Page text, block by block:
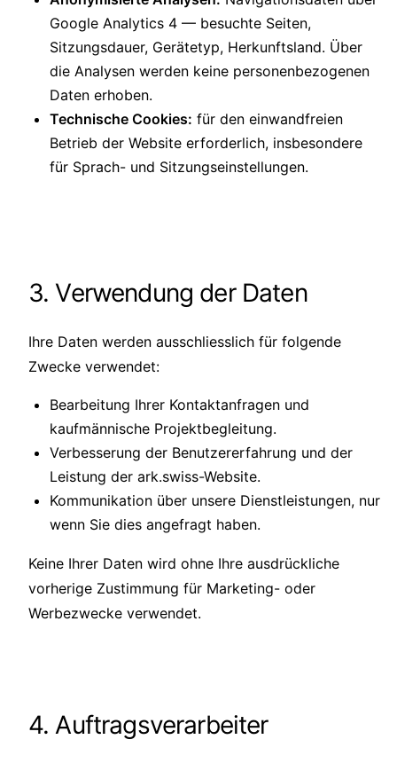
Google Analytics 4 — besuchte Seiten,
Sitzungsdauer, Gerätetyp, Herkunftsland. Über
die Analysen werden keine personenbezogenen
Daten erhoben.
Technische Cookies: für den einwandfreien
Betrieb der Website erforderlich, insbesondere
für Sprach- und Sitzungseinstellungen.
3. Verwendung der Daten
Ihre Daten werden ausschliesslich für folgende
Zwecke verwendet:
Bearbeitung Ihrer Kontaktanfragen und
kaufmännische Projektbegleitung.
Verbesserung der Benutzererfahrung und der
Leistung der ark.swiss-Website.
Kommunikation über unsere Dienstleistungen, nur
wenn Sie dies angefragt haben.
Keine Ihrer Daten wird ohne Ihre ausdrückliche
vorherige Zustimmung für Marketing- oder
Werbezwecke verwendet.
4. Auftragsverarbeiter